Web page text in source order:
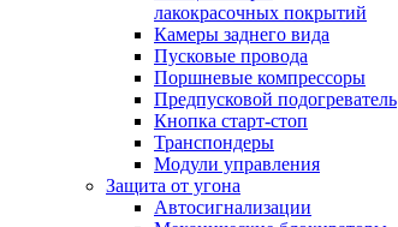
лакокрасочных покрытий
Камеры заднего вида
Пусковые провода
Поршневые компрессоры
Предпусковой подогреватель
Кнопка старт-стоп
Транспондеры
Модули управления
Защита от угона
Автосигнализации